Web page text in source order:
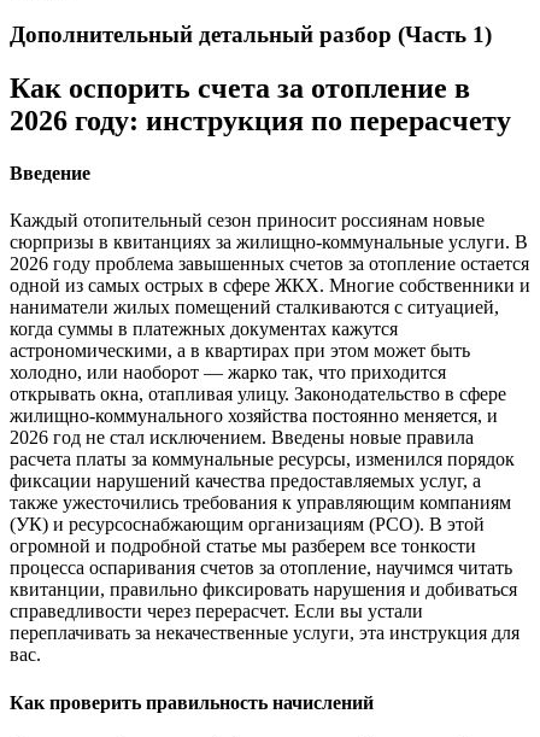
Дополнительный детальный разбор (Часть 1)
Как оспорить счета за отопление в
2026 году: инструкция по перерасчету
Введение
Каждый отопительный сезон приносит россиянам новые
сюрпризы в квитанциях за жилищно-коммунальные услуги. В
2026 году проблема завышенных счетов за отопление остается
одной из самых острых в сфере ЖКХ. Многие собственники и
наниматели жилых помещений сталкиваются с ситуацией,
когда суммы в платежных документах кажутся
астрономическими, а в квартирах при этом может быть
холодно, или наоборот — жарко так, что приходится
открывать окна, отапливая улицу. Законодательство в сфере
жилищно-коммунального хозяйства постоянно меняется, и
2026 год не стал исключением. Введены новые правила
расчета платы за коммунальные ресурсы, изменился порядок
фиксации нарушений качества предоставляемых услуг, а
также ужесточились требования к управляющим компаниям
(УК) и ресурсоснабжающим организациям (РСО). В этой
огромной и подробной статье мы разберем все тонкости
процесса оспаривания счетов за отопление, научимся читать
квитанции, правильно фиксировать нарушения и добиваться
справедливости через перерасчет. Если вы устали
переплачивать за некачественные услуги, эта инструкция для
вас.
Как проверить правильность начислений